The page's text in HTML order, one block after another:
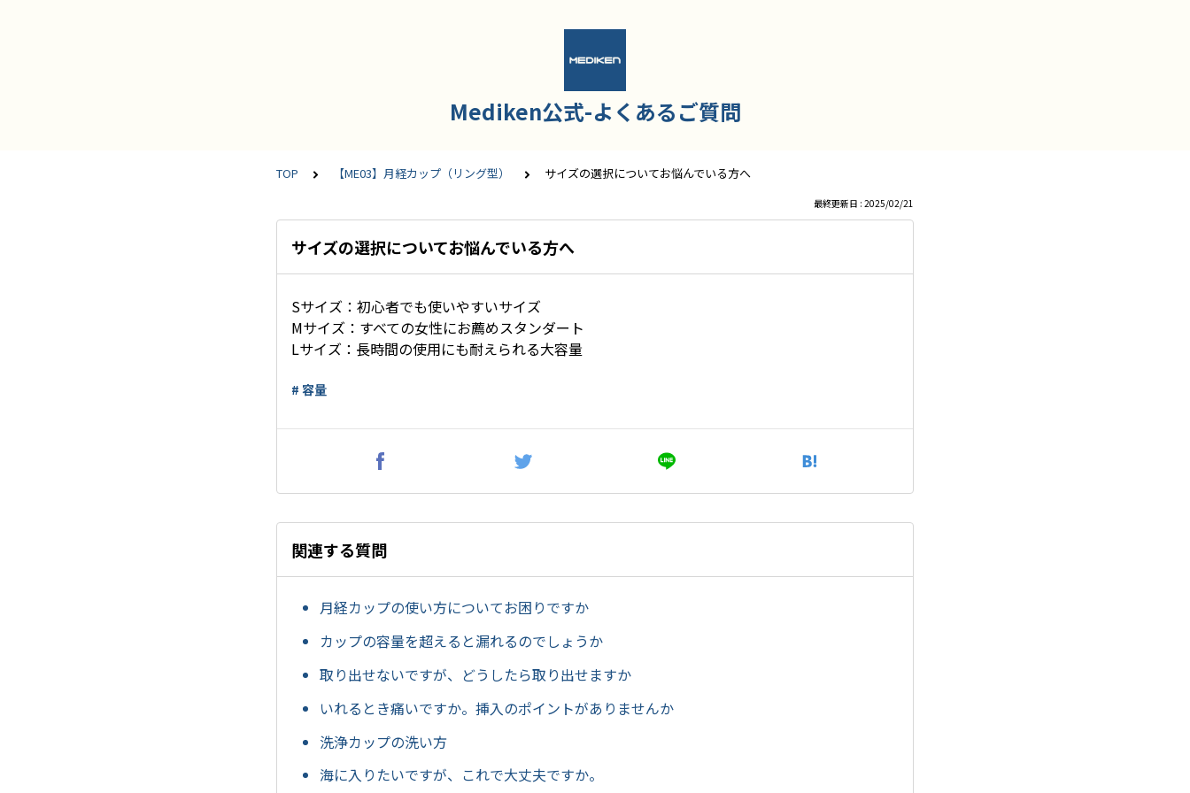
Mediken公式-よくあるご質問
TOP 【ME03】月経カップ（リング型） サイズの選択についてお悩んでいる方へ
最終更新日 : 2025/02/21
サイズの選択についてお悩んでいる方へ
Sサイズ：初心者でも使いやすいサイズ
Mサイズ：すべての女性にお薦めスタンダート
Lサイズ：長時間の使用にも耐えられる大容量
# 容量
関連する質問
月経カップの使い方についてお困りですか
カップの容量を超えると漏れるのでしょうか
取り出せないですが、どうしたら取り出せますか
いれるとき痛いですか。挿入のポイントがありませんか
洗浄カップの洗い方
海に入りたいですが、これで大丈夫ですか。